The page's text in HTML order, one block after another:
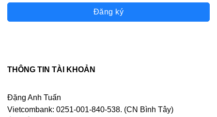
Đăng ký
THÔNG TIN TÀI KHOẢN
Đặng Anh Tuấn
Vietcombank: 0251-001-840-538. (CN Bình Tây)